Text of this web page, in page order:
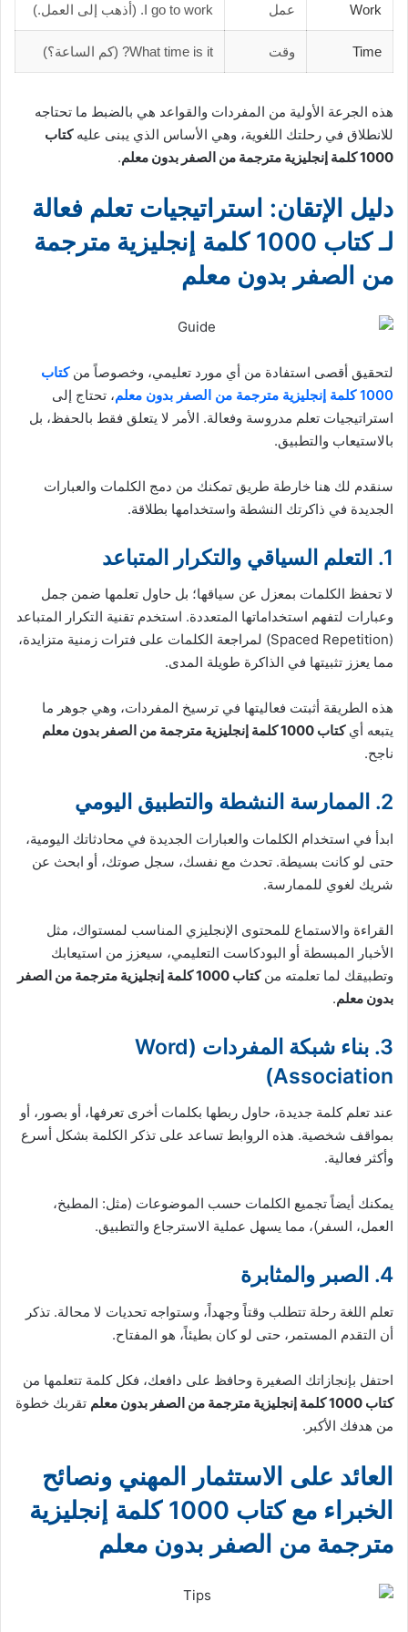
Work عمل I go to work. (أذهب إلى العمل.)
Time وقت What time is it? (كم الساعة؟)
هذه الجرعة الأولية من المفردات والقواعد هي بالضبط ما تحتاجه
للانطلاق في رحلتك اللغوية، وهي الأساس الذي يبنى عليهكتاب
1000 كلمة إنجليزية مترجمة من الصفر بدون معلم
.
دليل الإتقان: استراتيجيات تعلم فعالة
لـ كتاب 1000 كلمة إنجليزية مترجمة
من الصفر بدون معلم
لتحقيق أقصى استفادة من أي مورد تعليمي، وخصوصاً منكتاب
1000 كلمة إنجليزية مترجمة من الصفر بدون معلم
، تحتاج إلى
استراتيجيات تعلم مدروسة وفعالة. الأمر لا يتعلق فقط بالحفظ، بل
بالاستيعاب والتطبيق.
سنقدم لك هنا خارطة طريق تمكنك من دمج الكلمات والعبارات
الجديدة في ذاكرتك النشطة واستخدامها بطلاقة.
1. التعلم السياقي والتكرار المتباعد
لا تحفظ الكلمات بمعزل عن سياقها؛ بل حاول تعلمها ضمن جمل
وعبارات لتفهم استخداماتها المتعددة. استخدم تقنية التكرار المتباعد
(Spaced Repetition) لمراجعة الكلمات على فترات زمنية متزايدة،
مما يعزز تثبيتها في الذاكرة طويلة المدى.
هذه الطريقة أثبتت فعاليتها في ترسيخ المفردات، وهي جوهر ما
يتبعه أيكتاب 1000 كلمة إنجليزية مترجمة من الصفر بدون معلم
ناجح.
2. الممارسة النشطة والتطبيق اليومي
ابدأ في استخدام الكلمات والعبارات الجديدة في محادثاتك اليومية،
حتى لو كانت بسيطة. تحدث مع نفسك، سجل صوتك، أو ابحث عن
شريك لغوي للممارسة.
القراءة والاستماع للمحتوى الإنجليزي المناسب لمستواك، مثل
الأخبار المبسطة أو البودكاست التعليمي، سيعزز من استيعابك
وتطبيقك لما تعلمته من
كتاب 1000 كلمة إنجليزية مترجمة من الصفر
بدون معلم.
3. بناء شبكة المفردات (Word
Association)
عند تعلم كلمة جديدة، حاول ربطها بكلمات أخرى تعرفها، أو بصور، أو
بمواقف شخصية. هذه الروابط تساعد على تذكر الكلمة بشكل أسرع
وأكثر فعالية.
يمكنك أيضاً تجميع الكلمات حسب الموضوعات (مثل: المطبخ،
العمل، السفر)، مما يسهل عملية الاسترجاع والتطبيق.
4. الصبر والمثابرة
تعلم اللغة رحلة تتطلب وقتاً وجهداً، وستواجه تحديات لا محالة. تذكر
أن التقدم المستمر، حتى لو كان بطيئاً، هو المفتاح.
احتفل بإنجازاتك الصغيرة وحافظ على دافعك، فكل كلمة تتعلمها من
كتاب 1000 كلمة إنجليزية مترجمة من الصفر بدون معلم
تقربك خطوة
من هدفك الأكبر.
العائد على الاستثمار المهني ونصائح
الخبراء مع كتاب 1000 كلمة إنجليزية
مترجمة من الصفر بدون معلم